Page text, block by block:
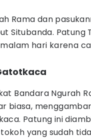
Rama dan
Situbanda. Patung
hari karena
Bandara Ngurah
biasa,
Patung ini
yang sudah